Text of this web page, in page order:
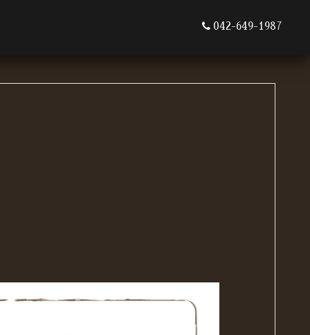
042-649-1987